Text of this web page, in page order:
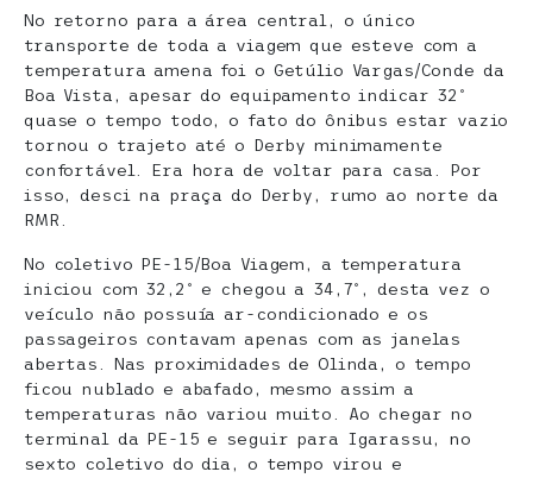
No retorno para a área central, o único
transporte de toda a viagem que esteve com a
temperatura amena foi o Getúlio Vargas/Conde da
Boa Vista, apesar do equipamento indicar 32º
quase o tempo todo, o fato do ônibus estar vazio
tornou o trajeto até o Derby minimamente
confortável. Era hora de voltar para casa. Por
isso, desci na praça do Derby, rumo ao norte da
RMR.
No coletivo PE-15/Boa Viagem, a temperatura
iniciou com 32,2º e chegou a 34,7º, desta vez o
veículo não possuía ar-condicionado e os
passageiros contavam apenas com as janelas
abertas. Nas proximidades de Olinda, o tempo
ficou nublado e abafado, mesmo assim a
temperaturas não variou muito. Ao chegar no
terminal da PE-15 e seguir para Igarassu, no
sexto coletivo do dia, o tempo virou e